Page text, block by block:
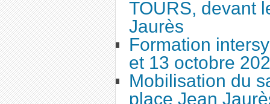
TOURS, devant
Jaurès
Formation
et 13 octobre
Mobilisation du
place Jean